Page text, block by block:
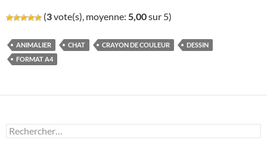
(3vote(s), moyenne: 5,00sur 5)
ANIMALIER CHAT CRAYON DE COULEUR
DESSIN
FORMAT A4
Rechercher :